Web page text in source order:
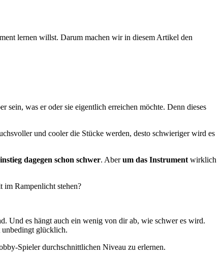
lernen willst. Darum machen wir in diesem Artikel den
sein, was er oder sie eigentlich erreichen möchte. Denn dieses
und cooler die Stücke werden, desto schwieriger wird es
dagegen schon schwer. Aberum das Instrument wirklich
im Rampenlicht stehen?
Und es hängt auch ein wenig von dir ab, wie schwer es wird.
glücklich.
Spieler durchschnittlichen Niveau zu erlernen.